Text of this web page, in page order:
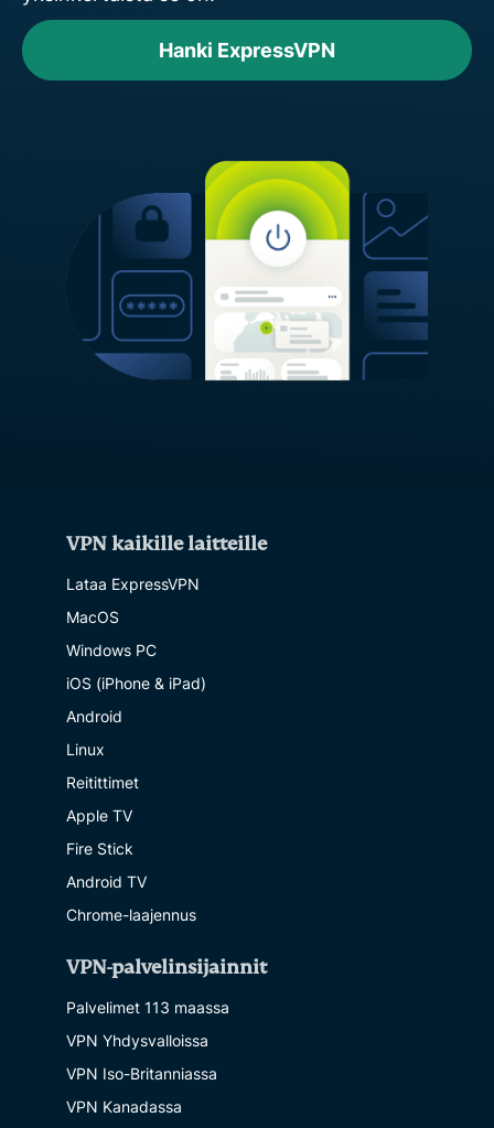
Hanki ExpressVPN
VPN kaikille laitteille
Lataa ExpressVPN
MacOS
Windows PC
iOS (iPhone & iPad)
Android
Linux
Reitittimet
Apple TV
Fire Stick
Android TV
Chrome-laajennus
VPN-palvelinsijainnit
Palvelimet 113 maassa
VPN Yhdysvalloissa
VPN Iso-Britanniassa
VPN Kanadassa